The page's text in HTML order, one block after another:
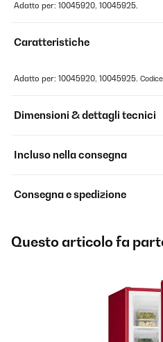
Adatto per: 10045920, 10045925.
Caratteristiche
Adatto per: 10045920, 10045925.
Dimensioni & dettagli tecnici
Incluso nella consegna
Consegna e spedizione
Questo articolo fa